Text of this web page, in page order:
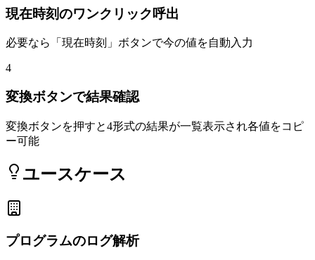
現在時刻のワンクリック呼出
必要なら「現在時刻」ボタンで今の値を自動入力
4
変換ボタンで結果確認
変換ボタンを押すと4形式の結果が一覧表示され各値をコピ
ー可能
ユースケース
プログラムのログ解析